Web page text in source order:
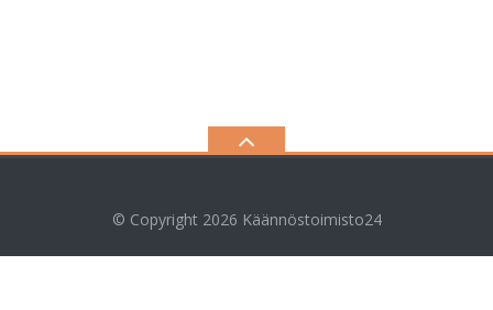
© Copyright 2026 Käännöstoimisto24